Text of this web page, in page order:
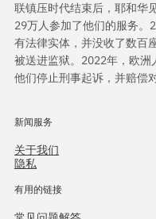
联镇压时代结束后，耶和华
29万人参加了他们的服务。
有法律实体，并没收了数百
被送进监狱。2022年，欧洲
他们停止刑事起诉，并赔偿
新闻服务
关于我们
隐私
有用的链接